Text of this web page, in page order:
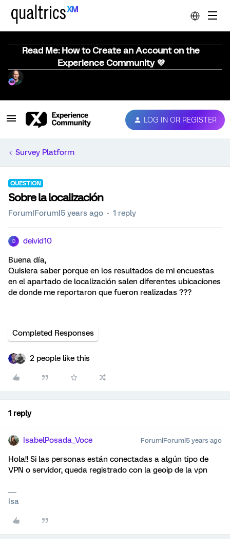
Read Me: How to Create an Account on the
Experience Community 💜
LOG IN OR REGISTER
Survey Platform
QUESTION
Sobre la localización
Forum|Forum|5 years ago 1 reply
D deivid10
Buena día,
Quisiera saber porque en los resultados de mi encuestas
en el apartado de localización salen diferentes ubicaciones
de donde me reportaron que fueron realizadas ???
Completed Responses
2 people like this
1 reply
IsabelPosada_Voce Forum|Forum|5 years ago
Hola!! Si las personas están conectadas a algún tipo de
VPN o servidor, queda registrado con la geoip de la vpn
Isa